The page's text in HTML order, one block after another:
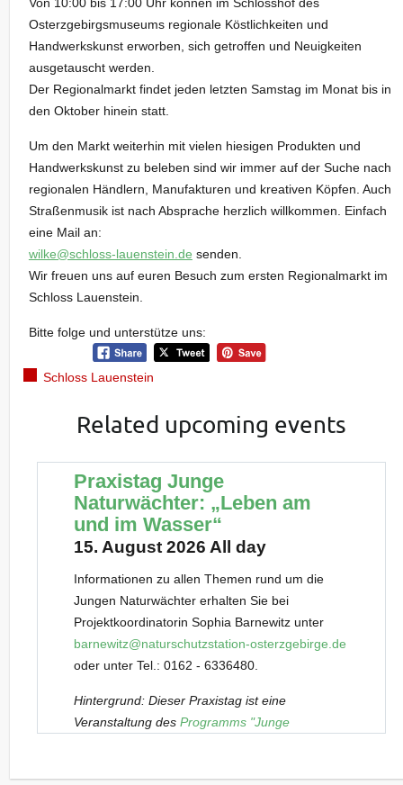
Von 10:00 bis 17:00 Uhr können im Schlosshof des
Osterzgebirgsmuseums regionale Köstlichkeiten und
Handwerkskunst erworben, sich getroffen und Neuigkeiten
ausgetauscht werden.
Der Regionalmarkt findet jeden letzten Samstag im Monat bis in
den Oktober hinein statt.
Um den Markt weiterhin mit vielen hiesigen Produkten und
Handwerkskunst zu beleben sind wir immer auf der Suche nach
regionalen Händlern, Manufakturen und kreativen Köpfen. Auch
Straßenmusik ist nach Absprache herzlich willkommen. Einfach
eine Mail an:
wilke@schloss-lauenstein.de senden.
Wir freuen uns auf euren Besuch zum ersten Regionalmarkt im
Schloss Lauenstein.
Bitte folge und unterstütze uns:
Schloss Lauenstein
Related upcoming events
Praxistag Junge
Naturwächter: „Leben am
und im Wasser“
15. August 2026 All day
Informationen zu allen Themen rund um die
Jungen Naturwächter erhalten Sie bei
Projektkoordinatorin Sophia Barnewitz unter
barnewitz@naturschutzstation-osterzgebirge.de
oder unter Tel.: 0162 - 6336480.
Hintergrund: Dieser Praxistag ist eine
Veranstaltung desProgramms "Junge